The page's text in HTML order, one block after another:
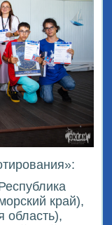
край),
область),